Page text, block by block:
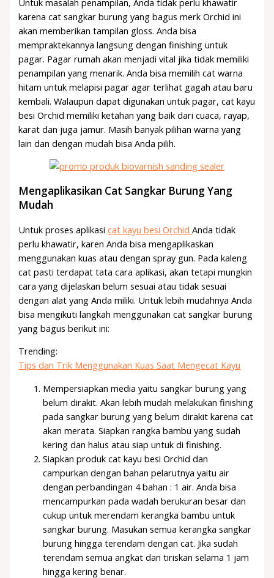
karena cat sangkar burung yang bagus merk Orchid ini
akan memberikan tampilan gloss. Anda bisa
mempraktekannya langsung dengan finishing untuk
pagar. Pagar rumah akan menjadi vital jika tidak memiliki
penampilan yang menarik. Anda bisa memilih cat warna
hitam untuk melapisi pagar agar terlihat gagah atau baru
kembali. Walaupun dapat digunakan untuk pagar, cat kayu
besi Orchid memiliki ketahan yang baik dari cuaca, rayap,
karat dan juga jamur. Masih banyak pilihan warna yang
lain dan dengan mudah bisa Anda pilih.
Mengaplikasikan Cat Sangkar Burung Yang
Mudah
Untuk proses aplikasicat kayu besi OrchidAnda tidak
perlu khawatir, karen Anda bisa mengaplikaskan
menggunakan kuas atau dengan spray gun. Pada kaleng
cat pasti terdapat tata cara aplikasi, akan tetapi mungkin
cara yang dijelaskan belum sesuai atau tidak sesuai
dengan alat yang Anda miliki. Untuk lebih mudahnya Anda
bisa mengikuti langkah menggunakan cat sangkar burung
yang bagus berikut ini:
Trending:
Tips dan Trik Menggunakan Kuas Saat Mengecat Kayu
Mempersiapkan media yaitu sangkar burung yang
belum dirakit. Akan lebih mudah melakukan finishing
pada sangkar burung yang belum dirakit karena cat
akan merata. Siapkan rangka bambu yang sudah
kering dan halus atau siap untuk di finishing.
Siapkan produk cat kayu besi Orchid dan
campurkan dengan bahan pelarutnya yaitu air
dengan perbandingan 4 bahan : 1 air. Anda bisa
mencampurkan pada wadah berukuran besar dan
cukup untuk merendam kerangka bambu untuk
sangkar burung. Masukan semua kerangka sangkar
burung hingga terendam dengan cat. Jika sudah
terendam semua angkat dan tiriskan selama 1 jam
hingga kering benar.